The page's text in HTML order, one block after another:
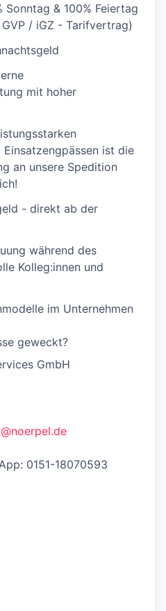
Sonntag & 100% Feiertag
/ iGZ - Tarifvertrag)
mit hoher
ist die
an unsere Spedition
- direkt ab der
während des
Kolleg:innen und
im Unternehmen
geweckt?
GmbH
0151-18070593